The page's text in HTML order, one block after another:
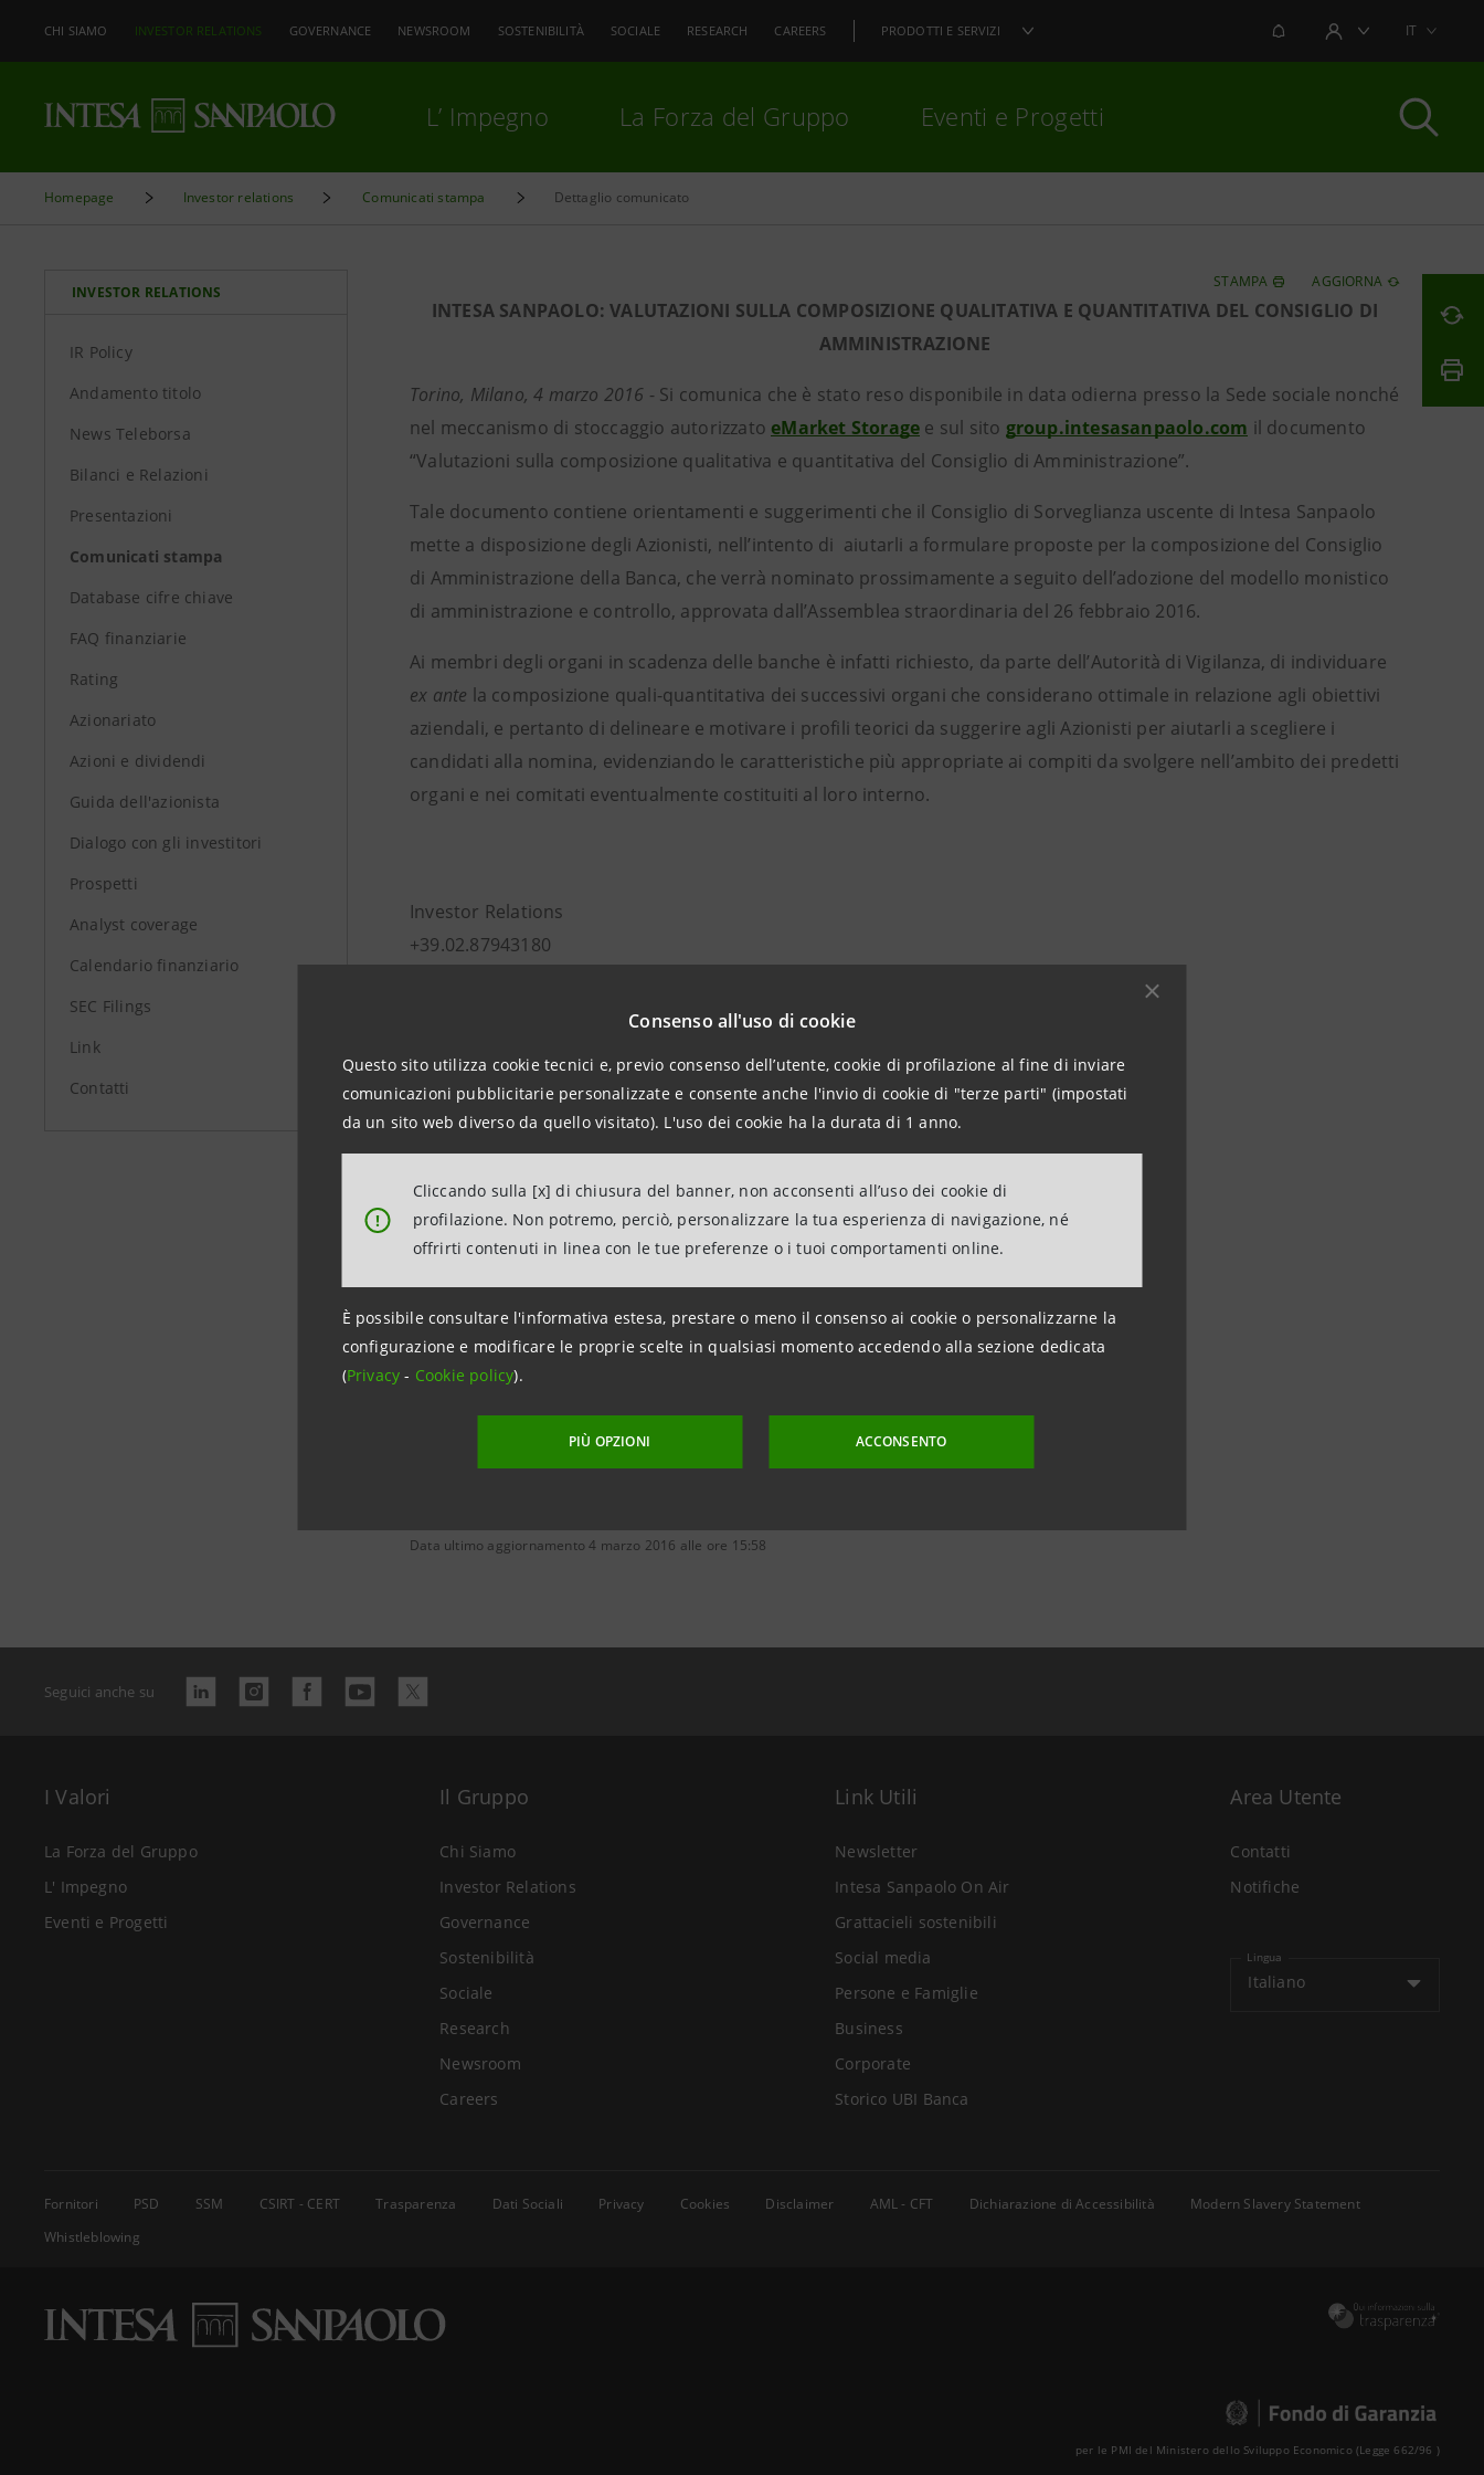
Consenso all'uso di cookie
Questo sito utilizza cookie tecnici e, previo consenso dell’utente, cookie di profilazione al fine di inviare
comunicazioni pubblicitarie personalizzate e consente anche l'invio di cookie di "terze parti" (impostati
da un sito web diverso da quello visitato). L'uso dei cookie ha la durata di 1 anno.
!
Cliccando sulla [x] di chiusura del banner, non acconsenti all’uso dei cookie di
profilazione. Non potremo, perciò, personalizzare la tua esperienza di navigazione, né
offrirti contenuti in linea con le tue preferenze o i tuoi comportamenti online.
È possibile consultare l'informativa estesa, prestare o meno il consenso ai cookie o personalizzarne la
configurazione e modificare le proprie scelte in qualsiasi momento accedendo alla sezione dedicata
(Privacy- Cookie policy).
PIÙ OPZIONI ACCONSENTO
CHI SIAMO INVESTOR RELATIONS GOVERNANCE NEWSROOM SOSTENIBILITÀ SOCIALE RESEARCH CAREERS PRODOTTI E SERVIZI NOTIFICHEAREA UTENTEIT
L’ Impegno La Forza del Gruppo Eventi e Progetti
Homepage Investor relations Comunicati stampa Dettaglio comunicato
INVESTOR RELATIONS
IR Policy
Andamento titolo
News Teleborsa
Bilanci e Relazioni
Presentazioni
Comunicati stampa
Database cifre chiave
FAQ finanziarie
Rating
Azionariato
Azioni e dividendi
Guida dell'azionista
Dialogo con gli investitori
Prospetti
Analyst coverage
Calendario finanziario
SEC Filings
Link
Contatti
STAMPA AGGIORNA
INTESA SANPAOLO: VALUTAZIONI SULLA COMPOSIZIONE QUALITATIVA E QUANTITATIVA DEL CONSIGLIO DI
AMMINISTRAZIONE
Torino, Milano, 4 marzo 2016 - Si comunica che è stato reso disponibile in data odierna presso la Sede sociale nonché
nel meccanismo di stoccaggio autorizzato eMarket Storage e sul sito group.intesasanpaolo.com il documento
“Valutazioni sulla composizione qualitativa e quantitativa del Consiglio di Amministrazione”.
Tale documento contiene orientamenti e suggerimenti che il Consiglio di Sorveglianza uscente di Intesa Sanpaolo
mette a disposizione degli Azionisti, nell’intento di aiutarli a formulare proposte per la composizione del Consiglio
di Amministrazione della Banca, che verrà nominato prossimamente a seguito dell’adozione del modello monistico
di amministrazione e controllo, approvata dall’Assemblea straordinaria del 26 febbraio 2016.
Ai membri degli organi in scadenza delle banche è infatti richiesto, da parte dell’Autorità di Vigilanza, di individuare
ex ante la composizione quali-quantitativa dei successivi organi che considerano ottimale in relazione agli obiettivi
aziendali, e pertanto di delineare e motivare i profili teorici da suggerire agli Azionisti per aiutarli a scegliere i
candidati alla nomina, evidenziando le caratteristiche più appropriate ai compiti da svolgere nell’ambito dei predetti
organi e nei comitati eventualmente costituiti al loro interno.
Investor Relations
+39.02.87943180
+39.02.87962326
stampa@intesasanpaolo.com
group.intesasanpaolo.com
Data ultimo aggiornamento 4 marzo 2016 alle ore 15:58
Seguici anche su
I Valori
La Forza del Gruppo
L' Impegno
Eventi e Progetti
Il Gruppo
Chi Siamo
Investor Relations
Governance
Sostenibilità
Sociale
Research
Newsroom
Careers
Link Utili
Newsletter
Intesa Sanpaolo On Air
Grattacieli sostenibili
Social media
Persone e Famiglie
Business
Corporate
Storico UBI Banca
Area Utente
Contatti
Notifiche
Lingua
Italiano
Fornitori PSD SSM CSIRT - CERT Trasparenza Dati Sociali Privacy Cookies Disclaimer AML - CFT Dichiarazione di Accessibilità
Modern Slavery Statement
Whistleblowing
per le PMI del Ministero dello Sviluppo Economico (Legge 662/96 )